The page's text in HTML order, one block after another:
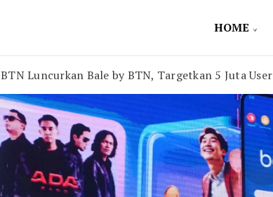
HOME
BTN Luncurkan Bale by BTN, Targetkan 5 Juta User